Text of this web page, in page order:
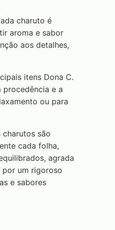
charuto é
aroma e sabor
aos detalhes,
itens Dona C.
e a
ou para
charutos são
cada folha,
agrada
por um rigoroso
e sabores